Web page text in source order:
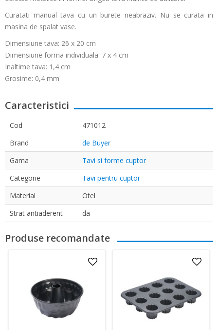
Curatati manual tava cu un burete neabraziv. Nu se curata in
masina de spalat vase.
Dimensiune tava: 26 x 20 cm
Dimensiune forma individuala: 7 x 4 cm
Inaltime tava: 1,4 cm
Grosime: 0,4 mm
Caracteristici
Cod
471012
Brand
de Buyer
Gama
Tavi si forme cuptor
Categorie
Tavi pentru cuptor
Material
Otel
Strat antiaderent
da
Produse recomandate